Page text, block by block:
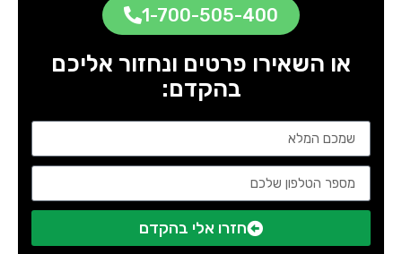
1-700-505-400
או השאירו פרטים ונחזור אליכם
בהקדם:
חזרו אלי בהקדם